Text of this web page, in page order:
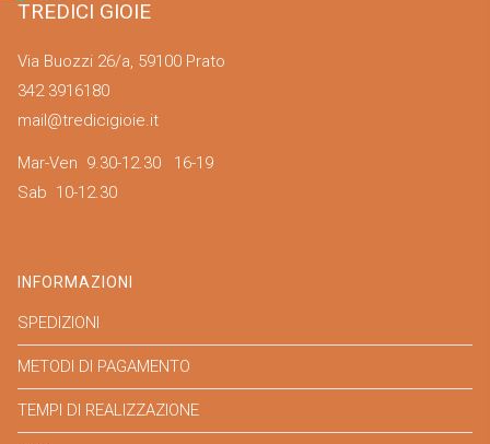
TREDICI GIOIE
Via Buozzi 26/a, 59100 Prato
342 3916180
mail@tredicigioie.it
Mar-Ven 9.30-12.30 16-19
Sab 10-12.30
INFORMAZIONI
SPEDIZIONI
METODI DI PAGAMENTO
TEMPI DI REALIZZAZIONE